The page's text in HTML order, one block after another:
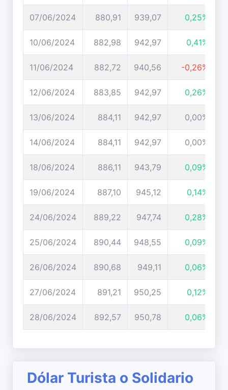
07/06/2024 880,91 939,07 0,25%
10/06/2024 882,98 942,97 0,41%
11/06/2024 882,72 940,56 -0,26%
12/06/2024 883,85 942,97 0,26%
13/06/2024 884,11 942,97 0,00%
14/06/2024 884,11 942,97 0,00%
18/06/2024 886,11 943,79 0,09%
19/06/2024 887,10 945,12 0,14%
24/06/2024 889,22 947,74 0,28%
25/06/2024 890,44 948,55 0,09%
26/06/2024 890,68 949,11 0,06%
27/06/2024 891,21 950,25 0,12%
28/06/2024 892,57 950,78 0,06%
Dólar Turista o Solidario